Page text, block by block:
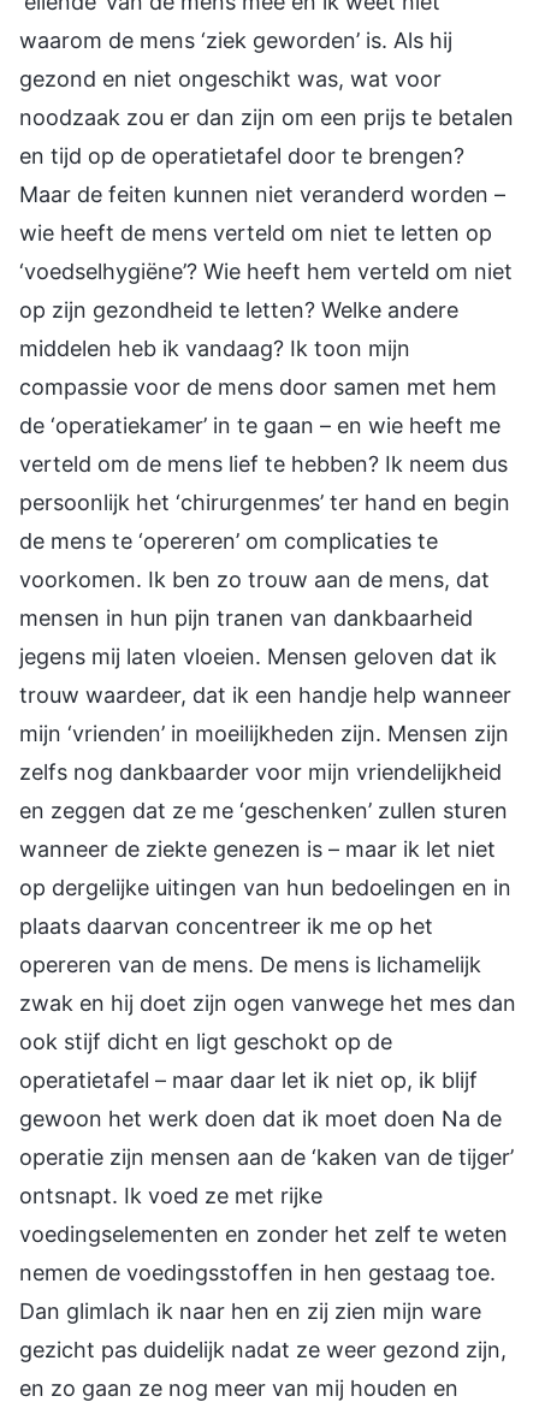
waarom de mens ‘ziek geworden’ is. Als hij
gezond en niet ongeschikt was, wat voor
noodzaak zou er dan zijn om een prijs te betalen
en tijd op de operatietafel door te brengen?
Maar de feiten kunnen niet veranderd worden –
wie heeft de mens verteld om niet te letten op
‘voedselhygiëne’? Wie heeft hem verteld om niet
op zijn gezondheid te letten? Welke andere
middelen heb ik vandaag? Ik toon mijn
compassie voor de mens door samen met hem
de ‘operatiekamer’ in te gaan – en wie heeft me
verteld om de mens lief te hebben? Ik neem dus
persoonlijk het ‘chirurgenmes’ ter hand en begin
de mens te ‘opereren’ om complicaties te
voorkomen. Ik ben zo trouw aan de mens, dat
mensen in hun pijn tranen van dankbaarheid
jegens mij laten vloeien. Mensen geloven dat ik
trouw waardeer, dat ik een handje help wanneer
mijn ‘vrienden’ in moeilijkheden zijn. Mensen zijn
zelfs nog dankbaarder voor mijn vriendelijkheid
en zeggen dat ze me ‘geschenken’ zullen sturen
wanneer de ziekte genezen is – maar ik let niet
op dergelijke uitingen van hun bedoelingen en in
plaats daarvan concentreer ik me op het
opereren van de mens. De mens is lichamelijk
zwak en hij doet zijn ogen vanwege het mes dan
ook stijf dicht en ligt geschokt op de
operatietafel – maar daar let ik niet op, ik blijf
gewoon het werk doen dat ik moet doen Na de
operatie zijn mensen aan de ‘kaken van de tijger’
ontsnapt. Ik voed ze met rijke
voedingselementen en zonder het zelf te weten
nemen de voedingsstoffen in hen gestaag toe.
Dan glimlach ik naar hen en zij zien mijn ware
gezicht pas duidelijk nadat ze weer gezond zijn,
en zo gaan ze nog meer van mij houden en